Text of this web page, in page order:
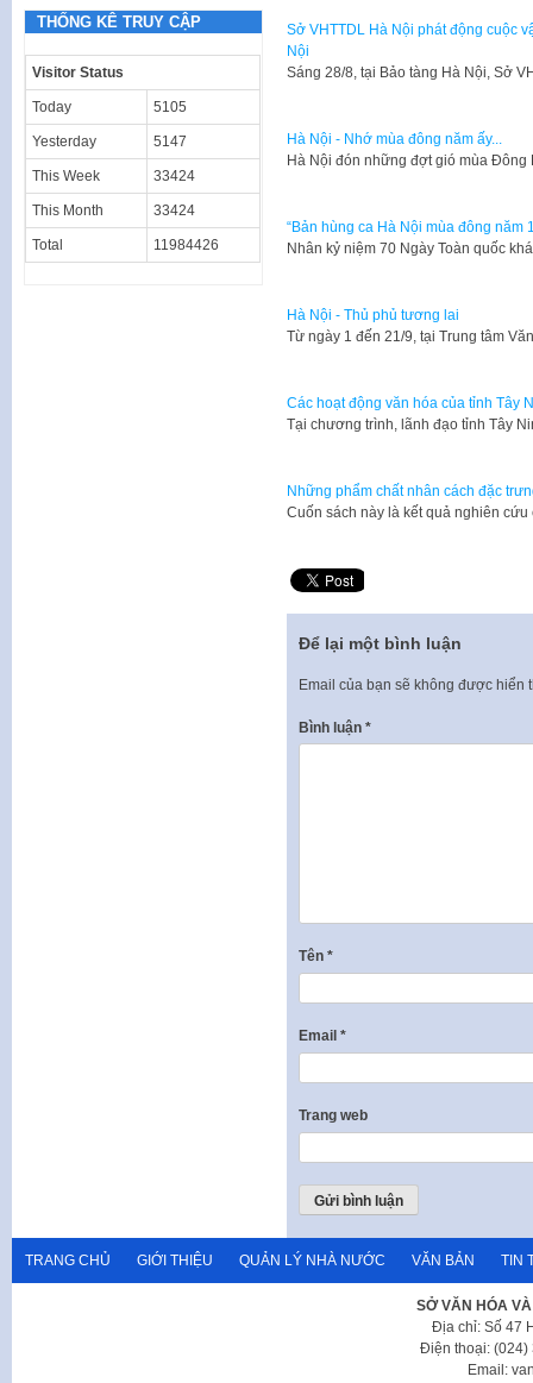
Sở VHTTDL Hà Nội phát động cuộc
Nội
​Sáng 28/8, tại Bảo tàng Hà Nội, Sở
Hà Nội - Nhớ mùa đông năm ấy...
Hà Nội đón những đợt gió mùa
“Bản hùng ca Hà Nội mùa đông năm
Nhân kỷ niệm 70 Ngày Toàn quốc
Hà Nội - Thủ phủ tương lai
Từ ngày 1 đến 21/9, tại Trung tâm
Các hoạt động văn hóa của tỉnh Tây
Tại chương trình, lãnh đạo tỉnh Tây
Những phẩm chất nhân cách đặc
​Cuốn sách này là kết quả nghiên
Để lại một bình luận
Email của bạn sẽ không được hiển
Bình luận *
Tên *
Email *
Trang web
THỐNG KÊ TRUY CẬP
Visitor Status
Today 5105
Yesterday 5147
This Week 33424
This Month 33424
Total 11984426
TRANG CHỦ GIỚI THIỆU QUẢN LÝ NHÀ NƯỚC VĂN BẢN TIN
SỞ VĂN HÓA
Địa chỉ: Số 47
Điện thoại: (024)
Email: